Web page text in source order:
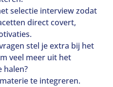
selectie interview zodat
direct covert,
stel je extra bij het
veel meer uit het
halen?
te integreren.